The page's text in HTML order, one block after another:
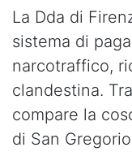
La Dda di
sistema di
narcotraffico,
clandestina.
compare la
di San